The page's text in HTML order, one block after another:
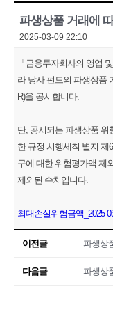
2025-03-09 22:10
「금융투자회사의 영업
라 당사 펀드의 파생상품
R)을 공시합니다.
단, 공시되는 파생상품
한 규정 시행세칙 별지 제
구에 대한 위험평가액 제
제외된 수치입니다.
최대손실위험금액_2025-
이전글
다음글